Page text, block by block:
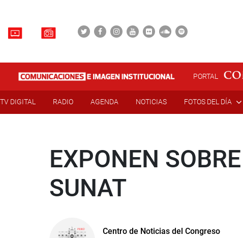
PORTAL
TV DIGITAL RADIO AGENDA NOTICIAS FOTOS DEL DÍA
EXPONEN
SUNAT
Centro de Noticias del Congreso